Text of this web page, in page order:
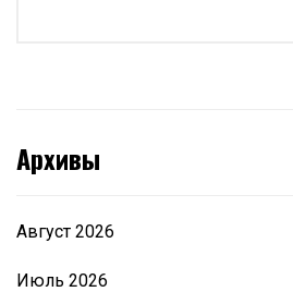
Архивы
Август 2026
Июль 2026